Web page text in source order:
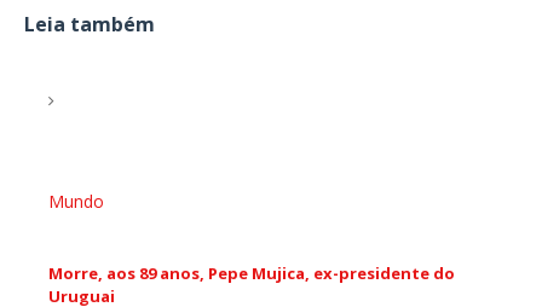
Leia também
Mundo
Morre, aos 89 anos, Pepe Mujica, ex-presidente do
Uruguai